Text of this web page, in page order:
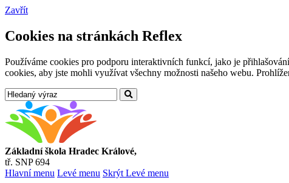
Zavřít
Cookies na stránkách Reflex
Používáme cookies pro podporu interaktivních funkcí, jako je
cookies, aby jste mohli využívat všechny možnosti našeho webu.
Základní škola Hradec Králové,
tř. SNP 694
Hlavní menu Levé menu Skrýt Levé menu